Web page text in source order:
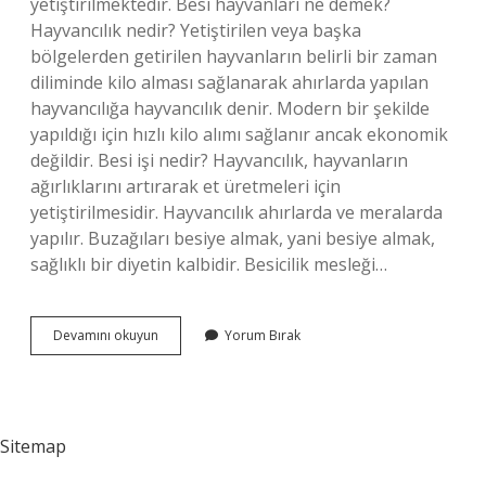
Hayvancılık nedir? Yetiştirilen veya başka
bölgelerden getirilen hayvanların belirli bir zaman
diliminde kilo alması sağlanarak ahırlarda yapılan
hayvancılığa hayvancılık denir. Modern bir şekilde
yapıldığı için hızlı kilo alımı sağlanır ancak ekonomik
değildir. Besi işi nedir? Hayvancılık, hayvanların
ağırlıklarını artırarak et üretmeleri için
yetiştirilmesidir. Hayvancılık ahırlarda ve meralarda
yapılır. Buzağıları besiye almak, yani besiye almak,
sağlıklı bir diyetin kalbidir. Besicilik mesleği…
Devamını okuyun
Hayvancılığı
Yorum Bırak
Sitemap